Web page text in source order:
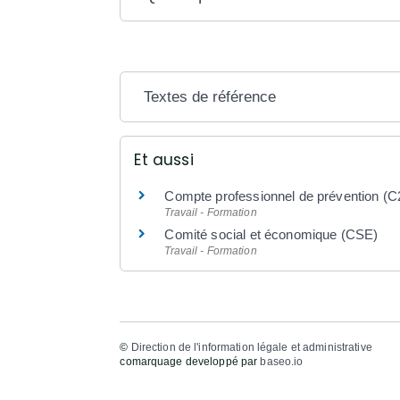
Textes de référence
Et aussi
Compte professionnel de prévention
Travail - Formation
Comité social et économique (CSE)
Travail - Formation
© Direction de l'information légale et administrative
comarquage developpé parbaseo.io